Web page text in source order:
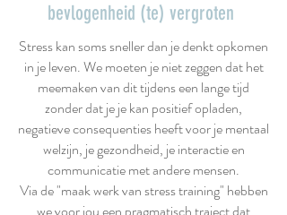
bevlogenheid (te) vergroten
Stress kan soms sneller dan je denkt opkomen
in je leven. We moeten je niet zeggen dat het
meemaken van dit tijdens een lange tijd
zonder dat je je kan positief opladen,
negatieve consequenties heeft voor je mentaal
welzijn, je gezondheid, je interactie en
communicatie met andere mensen.
Via de "maak werk van stress training" hebben